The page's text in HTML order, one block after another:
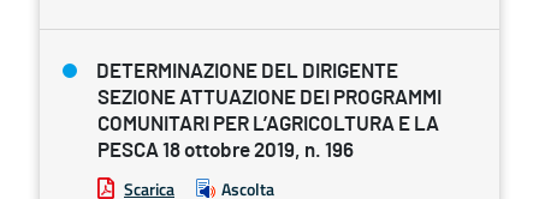
DETERMINAZIONE DEL DIRIGENTE
SEZIONE ATTUAZIONE DEI PROGRAMMI
COMUNITARI PER L’AGRICOLTURA E LA
PESCA 18 ottobre 2019, n. 196
Scarica Ascolta